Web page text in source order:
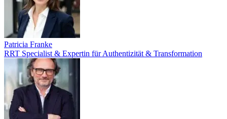
Patricia Franke
RRT Specialist & Expertin für Authentizität & Transformation